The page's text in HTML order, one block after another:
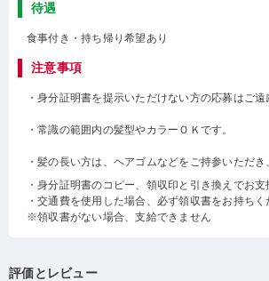
待遇
食事付き・持ち帰り希望あり
注意事項
・身分証明書を提示いただけない方の応募はご遠
・常識の範囲内の髪型やカラーＯＫです。
・髪の長い方は、ヘアゴムなどをご持参いただ
・身分証明書のコピー、領収印と引き換えでお支
・交通費を使用した場合、必ず領収書をお持ちく
※領収書がない場合、支給できません
評価とレビュー